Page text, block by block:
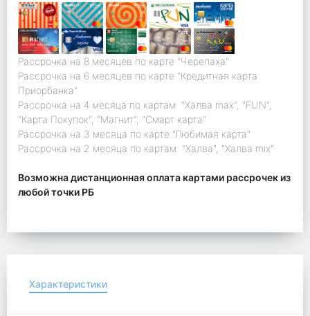
Рассрочка на 8 месяцев по карте "Черепаха"
Рассрочка на 6 месяцев по карте "Кредитная карта
Приорбанка"
Рассрочка на 4 месяца по картам: "Халва max", "FUN",
"Карта Покупок", "Магнит", "Смарт карта"
Рассрочка на 3 месяца по карте "Любимая карта"
Рассрочка на 2 месяца по картам: "Халва", "Халва mix"
Возможна дистанционная оплата картами рассрочек из
любой точки РБ
Характеристики